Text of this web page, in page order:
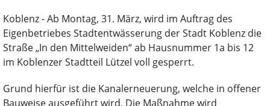
Koblenz - Ab Montag, 31. März, wird im Auftrag des
Eigenbetriebes Stadtentwässerung der Stadt Koblenz die
Straße „In den Mittelweiden“ ab Hausnummer 1a bis 12
im Koblenzer Stadtteil Lützel voll gesperrt.
Grund hierfür ist die Kanalerneuerung, welche in offener
Bauweise ausgeführt wird. Die Maßnahme wird